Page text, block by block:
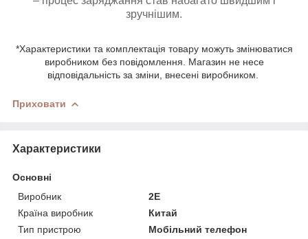
зручнішим.
*Характеристики та комплектація товару можуть змінюватися
виробником без повідомлення. Магазин не несе
відповідальність за зміни, внесені виробником.
Приховати
Характеристики
Основні
Виробник
2E
Країна виробник
Китай
Тип пристрою
Мобільний телефон